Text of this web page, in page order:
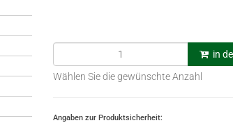
in
Wählen Sie die gewünschte Anzahl
Angaben zur Produktsicherheit: